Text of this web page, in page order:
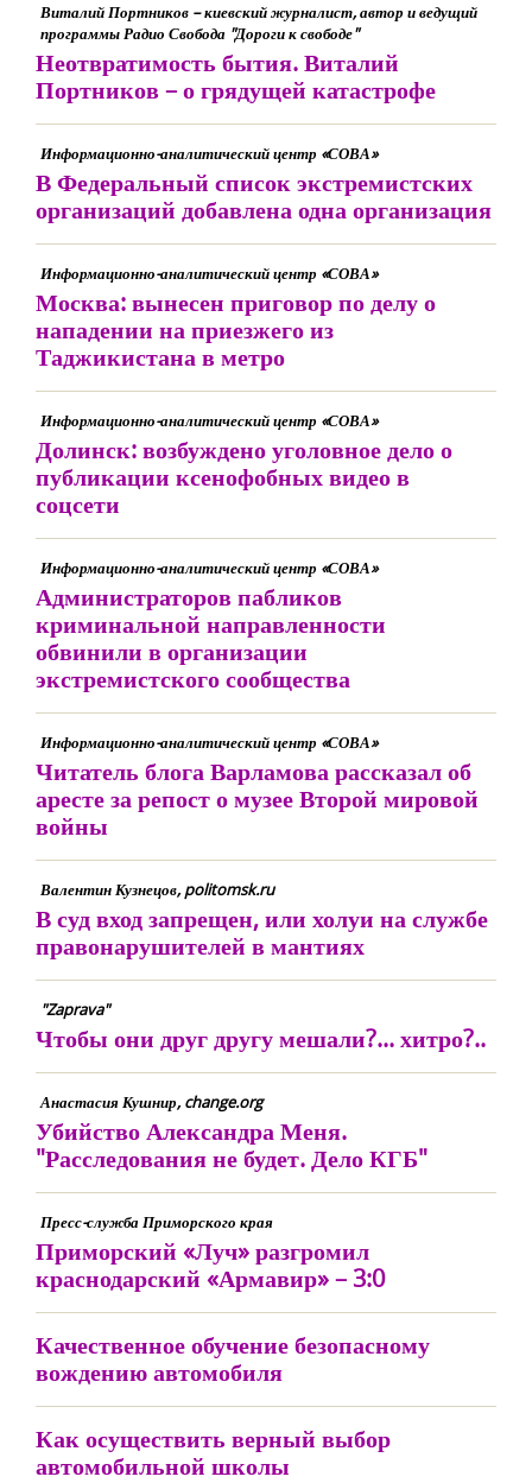
Виталий Портников – киевский журналист, автор и ведущий
программы Радио Свобода "Дороги к свободе"
Неотвратимость бытия. Виталий
Портников – о грядущей катастрофе
Информационно-аналитический центр «СОВА»
В Федеральный список экстремистских
организаций добавлена одна организация
Информационно-аналитический центр «СОВА»
Москва: вынесен приговор по делу о
нападении на приезжего из
Таджикистана в метро
Информационно-аналитический центр «СОВА»
Долинск: возбуждено уголовное дело о
публикации ксенофобных видео в
соцсети
Информационно-аналитический центр «СОВА»
Администраторов пабликов
криминальной направленности
обвинили в организации
экстремистского сообщества
Информационно-аналитический центр «СОВА»
Читатель блога Варламова рассказал об
аресте за репост о музее Второй мировой
войны
Валентин Кузнецов, politomsk.ru
В суд вход запрещен, или холуи на службе
правонарушителей в мантиях
"Zaprava"
Чтобы они друг другу мешали?... хитро?..
Анастасия Кушнир, change.org
Убийство Александра Меня.
"Расследования не будет. Дело КГБ"
Пресс-служба Приморского края
Приморский «Луч» разгромил
краснодарский «Армавир» – 3:0
Качественное обучение безопасному
вождению автомобиля
Как осуществить верный выбор
автомобильной школы